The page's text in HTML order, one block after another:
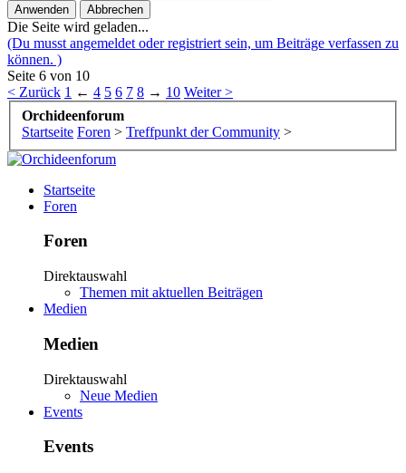
Die Seite wird geladen...
(Du musst angemeldet oder registriert sein, um Beiträge verfassen zu
können. )
Seite 6 von 10
< Zurück 1 ← 4 5 6 7 8 → 10 Weiter >
Orchideenforum
Startseite Foren > Treffpunkt der Community >
Startseite
Foren
Foren
Direktauswahl
Themen mit aktuellen Beiträgen
Medien
Medien
Direktauswahl
Neue Medien
Events
Events